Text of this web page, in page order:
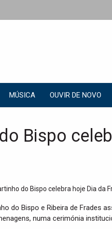
MÚSICA OUVIR DE NOVO
Bispo
do Bispo e Ribeira de Frades
numa cerimónia